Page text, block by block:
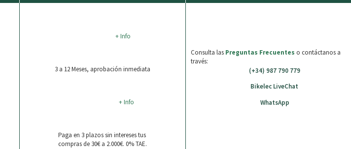
+ Info
3 a 12 Meses, aprobación inmediata
+ Info
Paga en 3 plazos sin intereses tus
compras de 30€ a 2.000€. 0% TAE.
Consulta las Preguntas Frecuentes o contáctanos a
través:
(+34) 987 790 779
Bikelec LiveChat
WhatsApp